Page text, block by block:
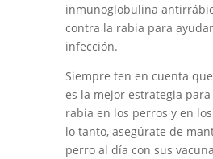
inmunoglobulina
contra la rabia para
infección.
Siempre ten en cuenta
es la mejor estrategia
rabia en los perros y en
lo tanto, asegúrate de
perro al día con sus